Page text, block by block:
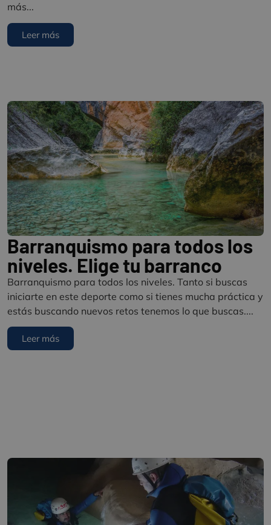
más...
Leer más
Barranquismo para todos los
niveles. Elige tu barranco
Barranquismo para todos los niveles. Tanto si buscas
iniciarte en este deporte como si tienes mucha práctica y
estás buscando nuevos retos tenemos lo que buscas....
Leer más